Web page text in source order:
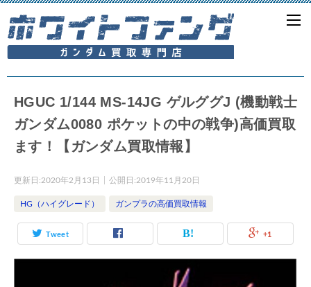
HGUC 1/144 MS-14JG ゲルググJ (機動戦士
ガンダム0080 ポケットの中の戦争)高価買取
ます！【ガンダム買取情報】
更新日:2020年2月13日 公開日:2019年11月20日
HG（ハイグレード） ガンプラの高価買取情報
Tweet +1